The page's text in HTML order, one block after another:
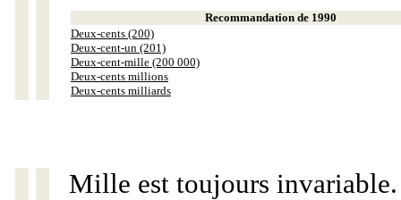
Recommandation de 1990
Deux-cents (200)
Deux-cent-un (201)
Deux-cent-mille (200 000)
Deux-cents millions
Deux-cents milliards
Mille est toujours invariable.